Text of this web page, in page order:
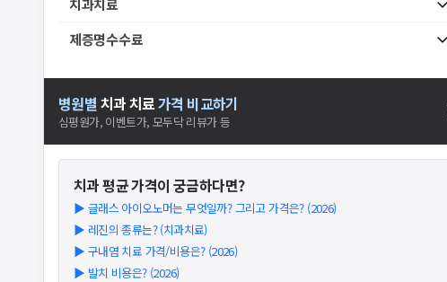
치과치료
제증명수수료
병원별 치과치료가격 비교하기
심평원가, 이벤트가, 모두닥 리뷰가 등
치과평균 가격이 궁금하다면?
▶ 글래스 아이오노머는 무엇일까? 그리고 가격은? (2026)
▶ 레진의 종류는? (치과치료)
▶ 구내염 치료 가격/비용은? (2026)
▶ 발치 비용은? (2026)